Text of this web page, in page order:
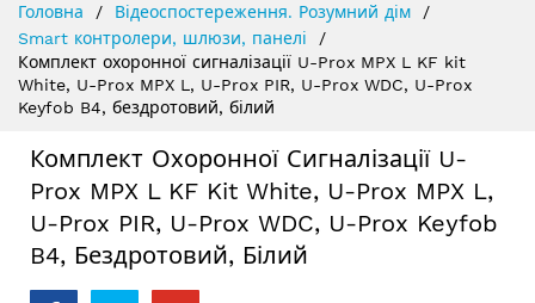
Головна
Відеоспостереження. Розумний дім
Smart контролери, шлюзи, панелі
Комплект охоронної сигналізації U-Prox MPX L KF kit
White, U-Prox MPX L, U-Prox PIR, U-Prox WDC, U-Prox
Keyfob B4, бездротовий, білий
Комплект Охоронної Сигналізації U-
Prox MPX L KF Kit White, U-Prox MPX L,
U-Prox PIR, U-Prox WDC, U-Prox Keyfob
B4, Бездротовий, Білий